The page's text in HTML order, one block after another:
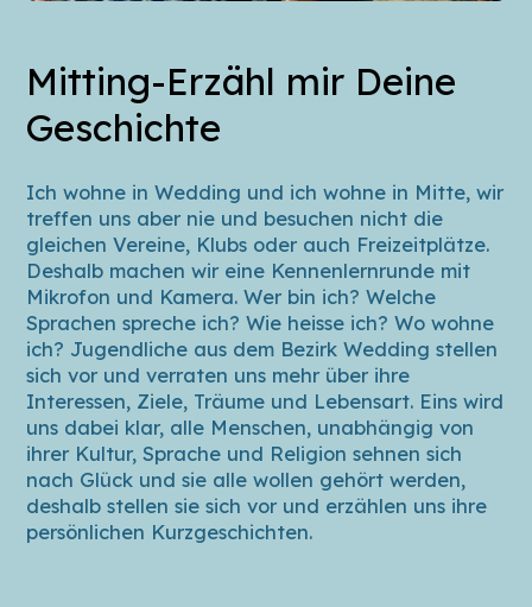
Mitting-Erzähl mir Deine
Geschichte
Ich wohne in Wedding und ich wohne in Mitte, wir
treffen uns aber nie und besuchen nicht die
gleichen Vereine, Klubs oder auch Freizeitplätze.
Deshalb machen wir eine Kennenlernrunde mit
Mikrofon und Kamera. Wer bin ich? Welche
Sprachen spreche ich? Wie heisse ich? Wo wohne
ich? Jugendliche aus dem Bezirk Wedding stellen
sich vor und verraten uns mehr über ihre
Interessen, Ziele, Träume und Lebensart. Eins wird
uns dabei klar, alle Menschen, unabhängig von
ihrer Kultur, Sprache und Religion sehnen sich
nach Glück und sie alle wollen gehört werden,
deshalb stellen sie sich vor und erzählen uns ihre
persönlichen Kurzgeschichten.